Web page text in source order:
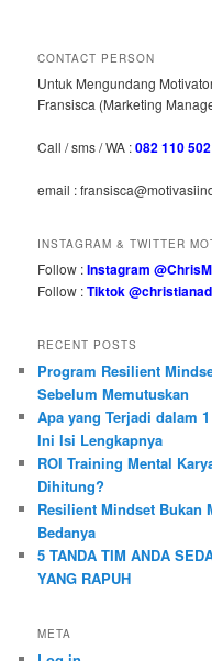
CONTACT PERSON
Untuk Mengundang
Fransisca (Marketing
Call / sms / WA :082 110
email :
INSTAGRAM & TWITTER
Follow :Instagram
Follow :Tiktok
RECENT POSTS
Program Resilient
Sebelum Memutuskan
Apa yang Terjadi dalam
Ini Isi Lengkapnya
ROI Training Mental
Dihitung?
Resilient Mindset Bukan
Bedanya
5 TANDA TIM ANDA
YANG RAPUH
META